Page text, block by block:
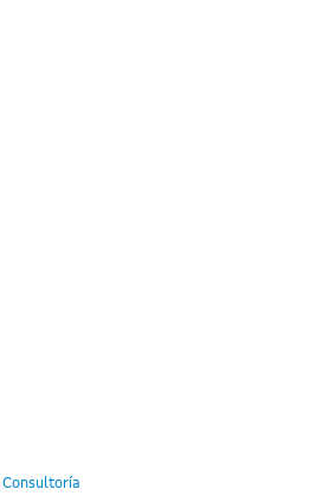
Consultoría